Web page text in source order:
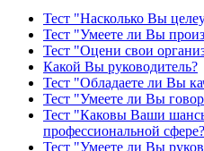
Тест "Насколько Вы
Тест "Умеете ли Вы
Тест "Оцени свои
Какой Вы руководитель?
Тест "Обладаете ли Вы
Тест "Умеете ли Вы
Тест "Каковы Ваши
профессиональной
Тест "Умеете ли Вы